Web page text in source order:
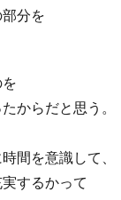
分を
からだと思う。
間を意識して、
するかって